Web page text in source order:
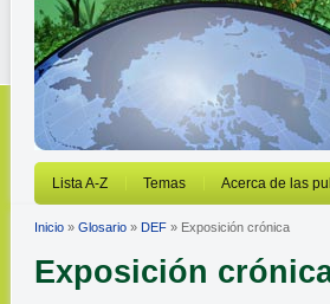
Lista A-Z Temas Acerca de las
Inicio » Glosario » DEF » Exposición crónica
Exposición